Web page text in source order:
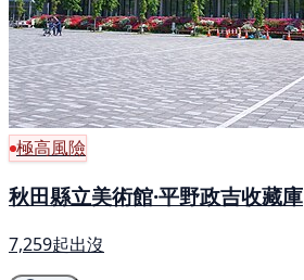
極高風險
秋田縣立美術館·平野政吉收藏庫
7,259起出沒